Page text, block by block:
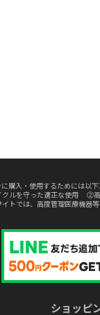
購入・使用するためには以下
ルを守った適正な使用 ②
トでは、高度管理医療機器
ショッピ